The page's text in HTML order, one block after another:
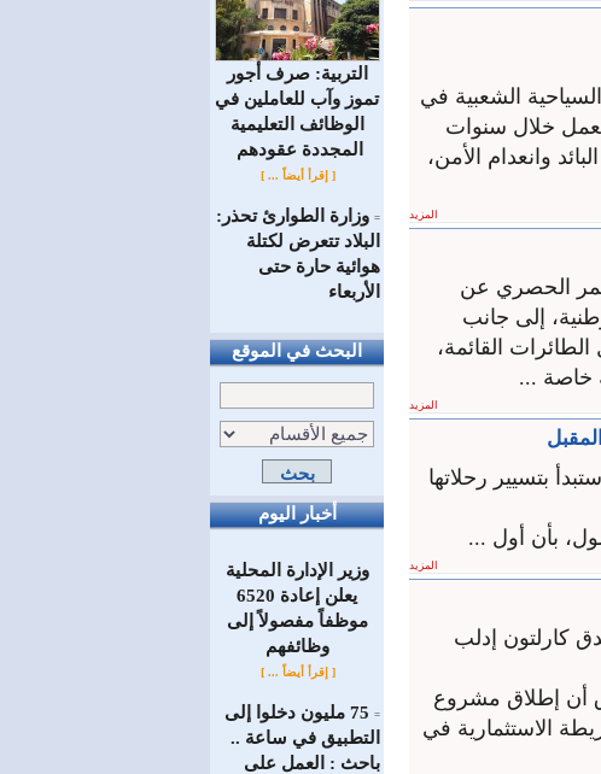
التربية: صرف أجور
تموز وآب للعاملين في
الوظائف ‏التعليمية
المجددة عقودهم ‏
[ إقرأ أيضاً ... ]
= وزارة الطوارئ تحذر:
البلاد تتعرض لكتلة
هوائية حارة حتى
الأربعاء
البحث في الموقع
أخبار اليوم
وزير الإدارة المحلية
يعلن إعادة 6520
موظفاً مفصولاً إلى
‏وظائفهم
[ إقرأ أيضاً ... ]
=
75 مليون دخلوا إلى
التطبيق في ساعة ..
باحث : العمل على
الشعبية في
خلال سنوات
وانعدام الأمن،
المزيد
الحصري عن
إلى جانب
القائمة،
خاصة ...
المزيد
بتسيير رحلاتها
بأن أول ...
المزيد
كارلتون إدلب
أن إطلاق مشروع
الأول للخريطة الاستثمارية في